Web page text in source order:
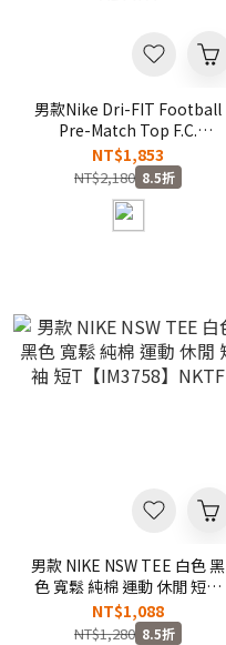
男款Nike Dri-FIT Football
Pre-Match Top F.C.
Barcelona 巴塞隆納 預賽 主
場 足球 俱樂部 合身 印花 運
動 短T【II1667-621】
ADFIFA
NT$1,853
NT$2,180 8.5折
男款 NIKE NSW TEE 白色 黑
色 寬鬆 純棉 運動 休閒 短袖
短T【IM3758】NKTF
NT$1,088
NT$1,280 8.5折